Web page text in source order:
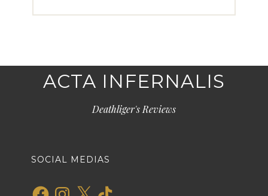
ACTA INFERNALIS
Deathliger's Reviews
SOCIAL MEDIAS
FacebookInstagram
X TikTok